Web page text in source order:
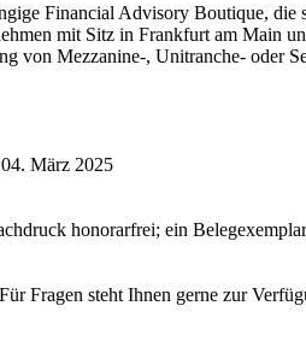
Financial Advisory Boutique,
mit Sitz in Frankfurt am Main
von Mezzanine-, Unitranche- oder
März 2025
honorarfrei; ein
Fragen steht Ihnen gerne zur